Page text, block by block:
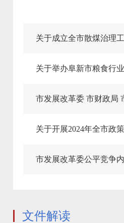
关于成立全市散煤治理
关于举办阜新市粮食行
关于开展2024年全市政
市发展改革委公平竞争
文件解读